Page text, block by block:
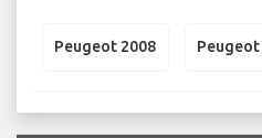
Peugeot 2008 Peugeot